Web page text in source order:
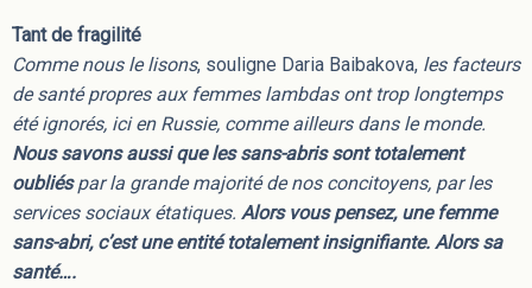
Tant de fragilité
Comme nous le lisons, souligne Daria Baibakova, les facteurs
de santé propres aux femmes lambdas ont trop longtemps
été ignorés, ici en Russie, comme ailleurs dans le monde.
Nous savons aussi que les sans-abris sont totalement
oubliéspar la grande majorité de nos concitoyens, par les
services sociaux étatiques. Alors vous pensez, une femme
sans-abri, c’est une entité totalement insignifiante. Alors sa
santé….